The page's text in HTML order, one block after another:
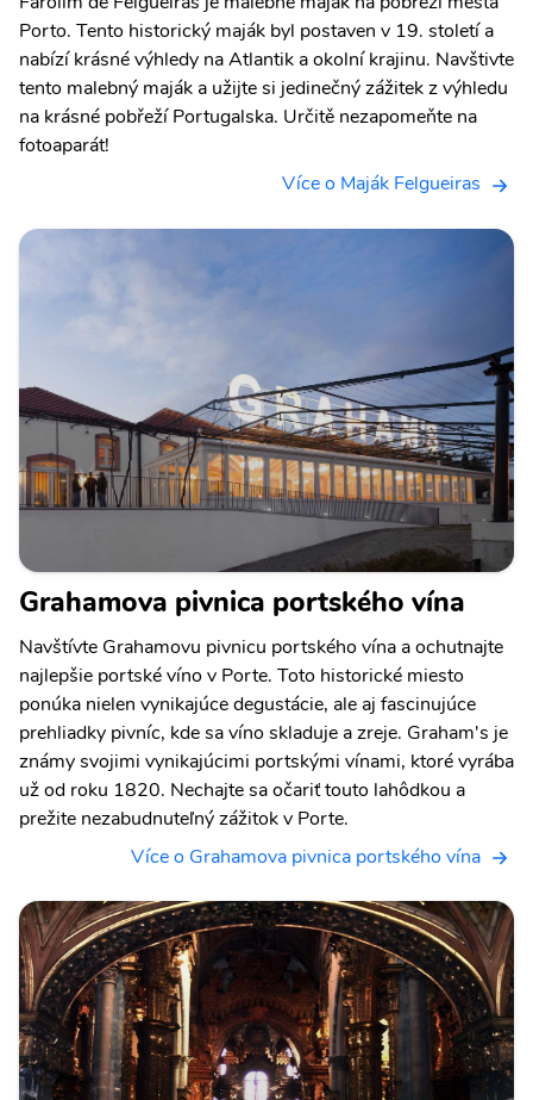
Porto. Tento historický maják byl postaven v 19. století a
nabízí krásné výhledy na Atlantik a okolní krajinu. Navštivte
tento malebný maják a užijte si jedinečný zážitek z výhledu
na krásné pobřeží Portugalska. Určitě nezapomeňte na
fotoaparát!
Více o Maják Felgueiras
Grahamova pivnica portského vína
Navštívte Grahamovu pivnicu portského vína a ochutnajte
najlepšie portské víno v Porte. Toto historické miesto
ponúka nielen vynikajúce degustácie, ale aj fascinujúce
prehliadky pivníc, kde sa víno skladuje a zreje. Graham's je
známy svojimi vynikajúcimi portskými vínami, ktoré vyrába
už od roku 1820. Nechajte sa očariť touto lahôdkou a
prežite nezabudnuteľný zážitok v Porte.
Více o Grahamova pivnica portského vína